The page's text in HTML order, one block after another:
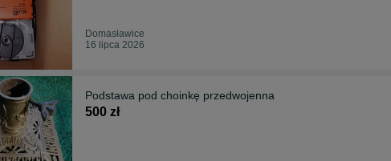
Domasławice
16 lipca 2026
Podstawa pod choinkę przedwojenna
500 zł